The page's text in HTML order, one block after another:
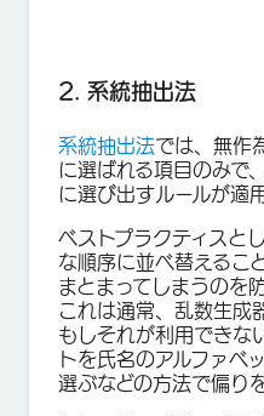
2. 系統抽出法
系統抽出法では、無作
に選ばれる項目のみで
に選び出すルールが適
ベストプラクティスと
な順序に並べ替えるこ
まとまってしまうのを
これは通常、乱数生成
もしそれが利用できな
トを氏名のアルファベ
選ぶなどの方法で偏り